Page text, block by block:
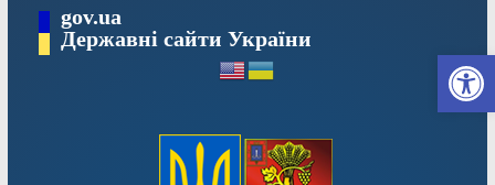
вмісту
gov.ua
Державні сайти України